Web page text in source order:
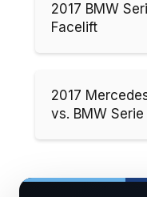
2017 BMW
Facelift
2017
vs. BMW